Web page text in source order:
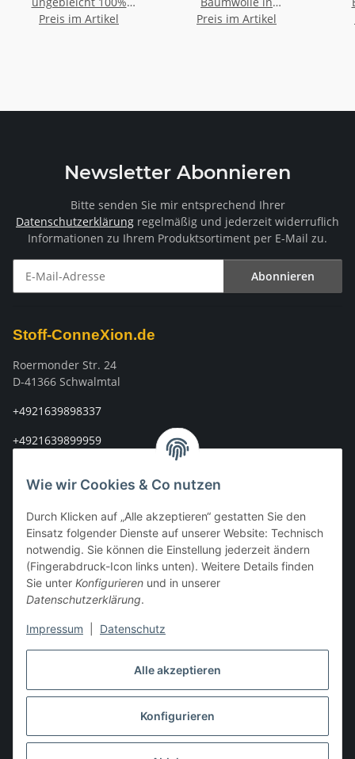
Alle akzeptieren
Konfigurieren
Wie wir Cookies & Co nutzen
Durch Klicken auf „Alle akzeptieren“ gestatten Sie den
Einsatz folgender Dienste auf unserer Website: Technisch
notwendig. Sie können die Einstellung jederzeit ändern
(Fingerabdruck-Icon links unten). Weitere Details finden
Sie unter Konfigurieren und in unserer
Datenschutzerklärung.
Impressum Datenschutz
Leinen
Preis im Artikel
verschiedenen Farben
Preis im Artikel
Newsletter Abonnieren
Bitte senden Sie mir entsprechend Ihrer
Datenschutzerklärung regelmäßig und jederzeit widerruflich
Informationen zu Ihrem Produktsortiment per E-Mail zu.
Abonnieren
Stoff-ConneXion.de
Roermonder Str. 24
D-41366 Schwalmtal
+4921639898337
+4921639899959
Rechtliches
Mein Konto
Vertrag widerrufen